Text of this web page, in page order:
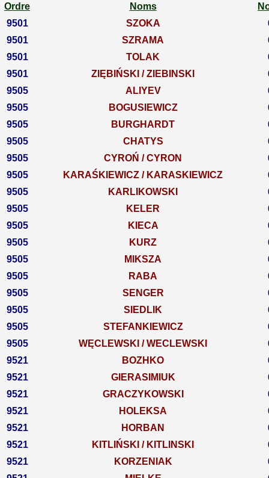
Ordre
Noms
9501
SZOKA
9501
SZRAMA
9501
TOLAK
9501
ZIĘBIŃSKI / ZIEBINSKI
9505
ALIYEV
9505
BOGUSIEWICZ
9505
BURGHARDT
9505
CHATYS
9505
CYROŃ / CYRON
9505
KARAŚKIEWICZ / KARASKIEWICZ
9505
KARLIKOWSKI
9505
KELER
9505
KIECA
9505
KURZ
9505
MIKSZA
9505
RABA
9505
SENGER
9505
SIEDLIK
9505
STEFANKIEWICZ
9505
WĘCLEWSKI / WECLEWSKI
9521
BOZHKO
9521
GIERASIMIUK
9521
GRACZYKOWSKI
9521
HOLEKSA
9521
HORBAN
9521
KITLIŃSKI / KITLINSKI
9521
KORZENIAK